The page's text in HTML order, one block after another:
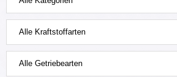
Alle Kraftstoffarten
Alle Getriebearten